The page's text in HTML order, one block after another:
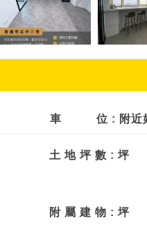
車 位 : 附近
土 地 坪 數 : 坪
附 屬 建 物 : 坪